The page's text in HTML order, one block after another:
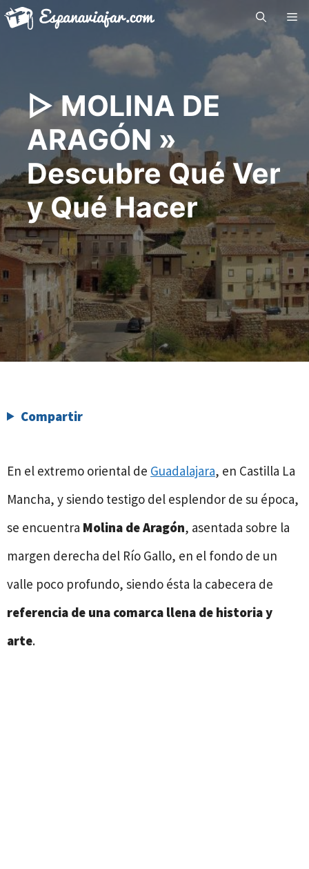
Saltar
▷ MOLINA DE
ARAGÓN »
Descubre Qué Ver
y Qué Hacer
Compartir
En el extremo oriental de Guadalajara, en Castilla La
Mancha, y siendo testigo del esplendor de su época,
se encuentra Molina de Aragón, asentada sobre la
margen derecha del Río Gallo, en el fondo de un
valle poco profundo, siendo ésta la cabecera de
referencia de una comarca llena de historia y
arte.